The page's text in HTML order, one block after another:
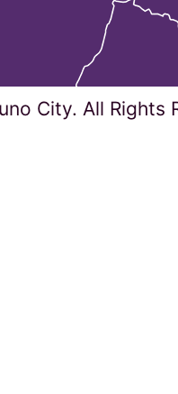
City. All Rights